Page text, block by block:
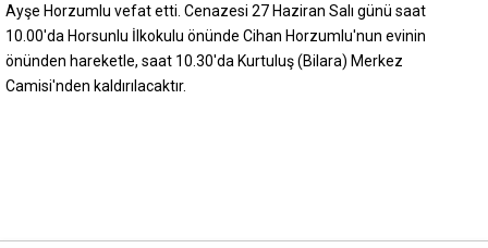
Ayşe Horzumlu vefat etti. Cenazesi 27 Haziran Salı günü saat
10.00'da Horsunlu İlkokulu önünde Cihan Horzumlu'nun evinin
önünden hareketle, saat 10.30'da Kurtuluş (Bilara) Merkez
Camisi'nden kaldırılacaktır.